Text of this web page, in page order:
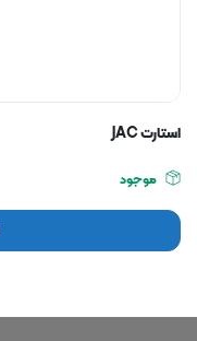
استارت JAC
موجود